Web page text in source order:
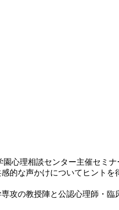
心理相談センター主催セミ
的な声かけについてヒント
の教授陣と公認心理師・